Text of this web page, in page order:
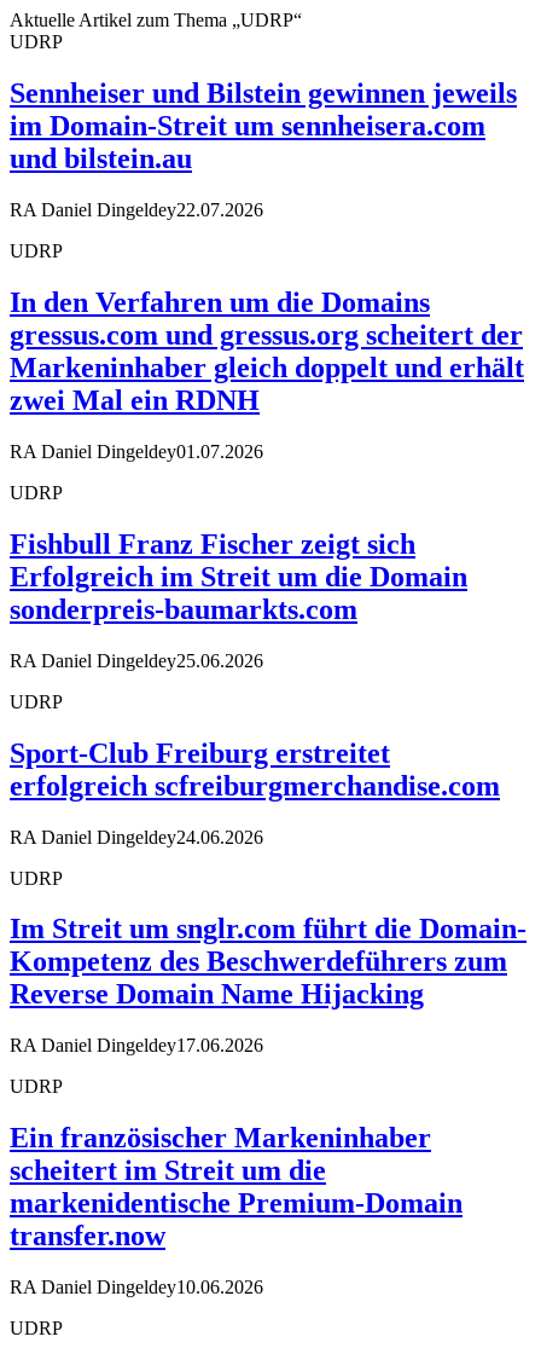
Aktuelle Artikel zum Thema „UDRP“
UDRP
Sennheiser und Bilstein gewinnen jeweils
im Domain-Streit um sennheisera.com
und bilstein.au
RA Daniel Dingeldey22.07.2026
UDRP
In den Verfahren um die Domains
gressus.com und gressus.org scheitert der
Markeninhaber gleich doppelt und erhält
zwei Mal ein RDNH
RA Daniel Dingeldey01.07.2026
UDRP
Fishbull Franz Fischer zeigt sich
Erfolgreich im Streit um die Domain
sonderpreis-baumarkts.com
RA Daniel Dingeldey25.06.2026
UDRP
Sport-Club Freiburg erstreitet
erfolgreich scfreiburgmerchandise.com
RA Daniel Dingeldey24.06.2026
UDRP
Im Streit um snglr.com führt die Domain-
Kompetenz des Beschwerdeführers zum
Reverse Domain Name Hijacking
RA Daniel Dingeldey17.06.2026
UDRP
Ein französischer Markeninhaber
scheitert im Streit um die
markenidentische Premium-Domain
transfer.now
RA Daniel Dingeldey10.06.2026
UDRP